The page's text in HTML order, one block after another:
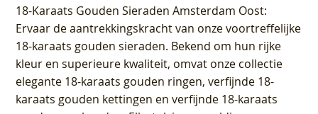
18-Karaats Gouden Sieraden Amsterdam Oost:
Ervaar de aantrekkingskracht van onze voortreffelijke
18-karaats gouden sieraden. Bekend om hun rijke
kleur en superieure kwaliteit, omvat onze collectie
elegante 18-karaats gouden ringen, verfijnde 18-
karaats gouden kettingen en verfijnde 18-karaats